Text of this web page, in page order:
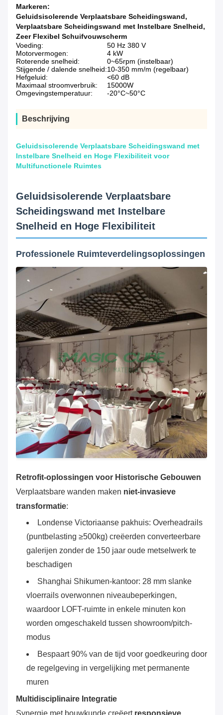
Markeren:
Geluidsisolerende Verplaatsbare Scheidingswand,
Verplaatsbare Scheidingswand met Instelbare Snelheid,
Zeer Flexibel Schuifvouwscherm
Voeding:
50 Hz 380 V
Motorvermogen:
4 kW
Roterende snelheid:
0~65rpm (instelbaar)
Stijgende / dalende snelheid:10-350 mm/m (regelbaar)
Hefgeluid:
<60 dB
Maximaal stroomverbruik:
15000W
Omgevingstemperatuur:
-20°C~50°C
Beschrijving
Geluidsisolerende Verplaatsbare Scheidingswand met
Instelbare Snelheid en Hoge Flexibiliteit voor
Multifunctionele Ruimtes
Geluidsisolerende Verplaatsbare
Scheidingswand met Instelbare
Snelheid en Hoge Flexibiliteit
Professionele Ruimteverdelingsoplossingen
Retrofit-oplossingen voor Historische Gebouwen
Verplaatsbare wanden maken ‌ niet-invasieve
transformatie‌:
Londense Victoriaanse pakhuis: Overheadrails
(puntbelasting ≥500kg) creëerden converteerbare
galerijen zonder de 150 jaar oude metselwerk te
beschadigen
Shanghai Shikumen-kantoor: 28 mm slanke
vloerrails overwonnen niveaubeperkingen,
waardoor LOFT-ruimte in enkele minuten kon
worden omgeschakeld tussen showroom/pitch-
modus
Bespaart 90% van de tijd voor goedkeuring door
de regelgeving in vergelijking met permanente
muren
Multidisciplinaire Integratie